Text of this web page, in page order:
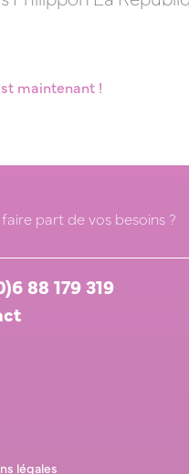
maintenant !
part de vos besoins ?
88 179 319
légales